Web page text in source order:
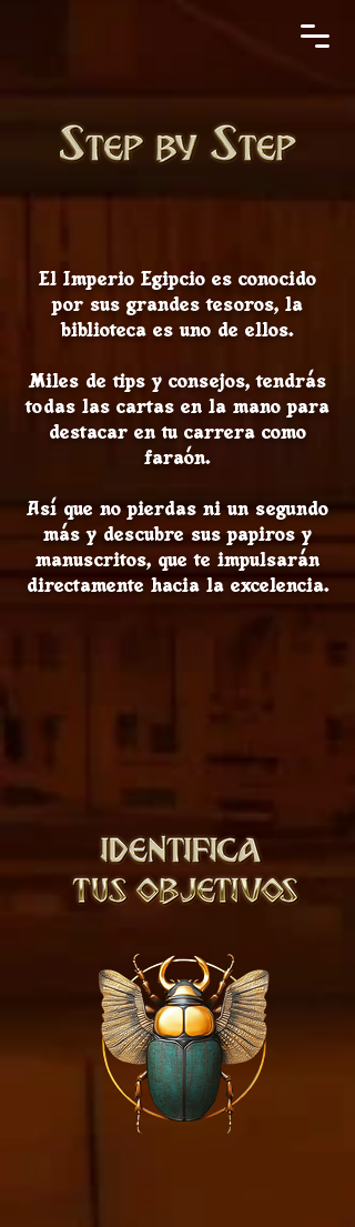
El Imperio Egipcio es conocido
por sus grandes tesoros, la
biblioteca es uno de ellos.
Miles de tips y consejos, tendrás
todas las cartas en la mano para
destacar en tu carrera como
faraón.
Así que no pierdas ni un segundo
más y descubre sus papiros y
manuscritos, que te impulsarán
directamente hacia la excelencia.